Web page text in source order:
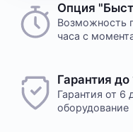
Опция
Возможность
часа с
Гарантия
Гарантия от 6
оборудование